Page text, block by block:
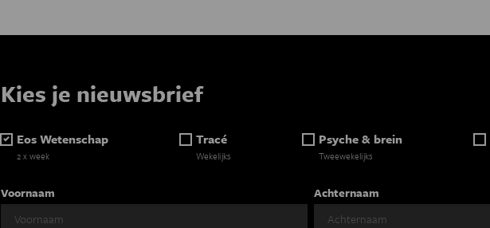
Kies je nieuwsbrief
Eos Wetenschap
2 x week
Tracé
Wekelijks
Psyche & brein
Tweewekelijks
Voornaam Achternaam